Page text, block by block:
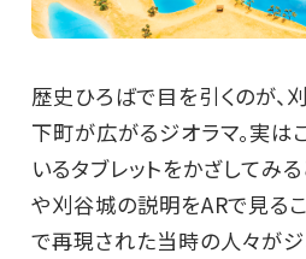
歴史ひろばで目を引くのが、
下町が広がるジオラマ。実は
いるタブレットをかざしてみ
や刈谷城の説明をARで見るこ
で再現された当時の人々が